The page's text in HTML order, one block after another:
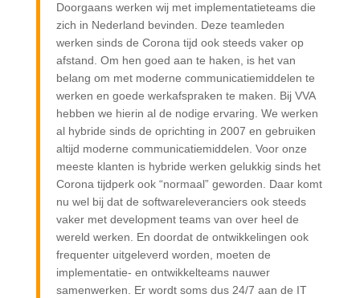
Doorgaans werken wij met implementatieteams die
zich in Nederland bevinden. Deze teamleden
werken sinds de Corona tijd ook steeds vaker op
afstand. Om hen goed aan te haken, is het van
belang om met moderne communicatiemiddelen te
werken en goede werkafspraken te maken. Bij VVA
hebben we hierin al de nodige ervaring. We werken
al hybride sinds de oprichting in 2007 en gebruiken
altijd moderne communicatiemiddelen. Voor onze
meeste klanten is hybride werken gelukkig sinds het
Corona tijdperk ook “normaal” geworden. Daar komt
nu wel bij dat de softwareleveranciers ook steeds
vaker met development teams van over heel de
wereld werken. En doordat de ontwikkelingen ook
frequenter uitgeleverd worden, moeten de
implementatie- en ontwikkelteams nauwer
samenwerken. Er wordt soms dus 24/7 aan de IT